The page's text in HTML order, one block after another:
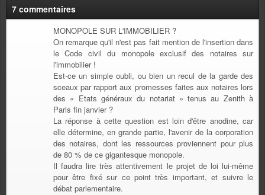
7 commentaires
MONOPOLE SUR L'IMMOBILIER ?
On remarque qu'il n'est pas fait mention de l'insertion dans
le Code civil du monopole exclusif des notaires sur
l'immobilier !
Est-ce un simple oubli, ou bien un recul de la garde des
sceaux par rapport aux promesses faites aux notaires lors
des « Etats généraux du notariat » tenus au Zenith à
Paris fin janvier ?
La réponse à cette question est loin d'être anodine, car
elle détermine, en grande partie, l'avenir de la corporation
des notaires, dont les ressources proviennent pour plus
de 80 % de ce gigantesque monopole.
Il faudra lire très attentivement le projet de loi lui-même
pour être fixé sur ce point très important, et suivre le
débat parlementaire.